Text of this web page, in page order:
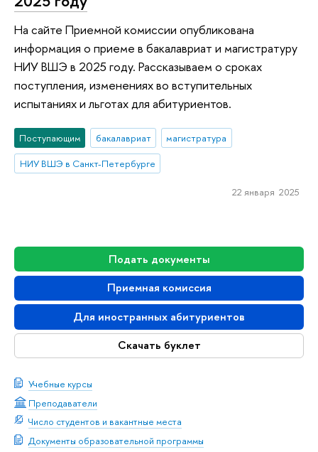
Подать документы
Приемная комиссия
Для иностранных абитуриентов
Скачать буклет
Учебные курсы
Преподаватели
Число студентов и вакантные места
Документы образовательной программы
На сайте Приемной комиссии опубликована
информация о приеме в бакалавриат и магистратуру
НИУ ВШЭ в 2025 году. Рассказываем о сроках
поступления, изменениях во вступительных
испытаниях и льготах для абитуриентов.
Поступающим бакалавриат
магистратура
НИУ ВШЭ в Санкт-Петербурге
22 января 2025